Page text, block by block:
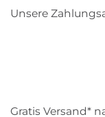
Unsere
Gratis Versand*